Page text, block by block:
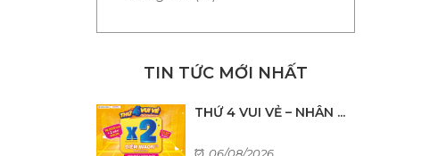
TIN TỨC MỚI NHẤT
THỨ 4 VUI VẺ – NHÂN ...